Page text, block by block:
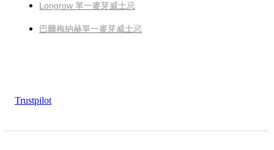
Longrow 單一麥芽威士忌
巴爾梅納赫單一麥芽威士忌
Trustpilot